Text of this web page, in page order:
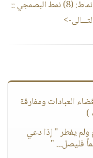
(8) نمط البصمجي
::
>
العبادات ومفارقة
)
ولم يفطر " إذا دعي
فليصل... "